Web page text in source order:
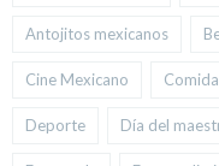
Antojitos mexicanos
Cine Mexicano
Deporte Día del